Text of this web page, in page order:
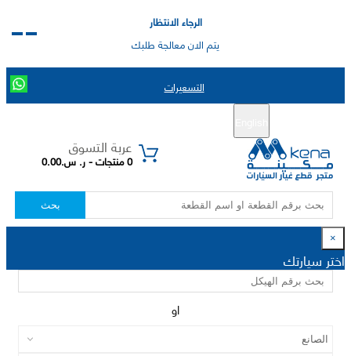
الرجاء الانتظار
يتم الان معالجة طلبك
التسعيرات
عربة التسوق
0 منتجات - ر. س.0.00
بحث
×
اختر سيارتك
او